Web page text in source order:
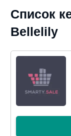
Список
Bellelily